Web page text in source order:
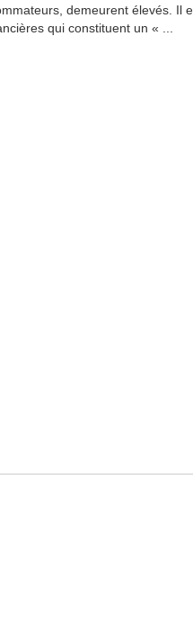
demeurent élevés. Il
qui constituent un « ...